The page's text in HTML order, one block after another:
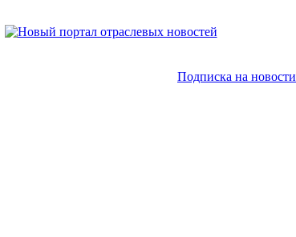
Подписка на новости